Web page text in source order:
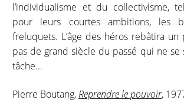
l’individualisme et du collectivisme,
pour leurs courtes ambitions, les
freluquets. L’âge des héros rebâtira un
pas de grand siècle du passé qui ne
tâche…
Pierre Boutang,Reprendre le pouvoir,